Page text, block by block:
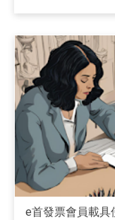
e首發票會員載具